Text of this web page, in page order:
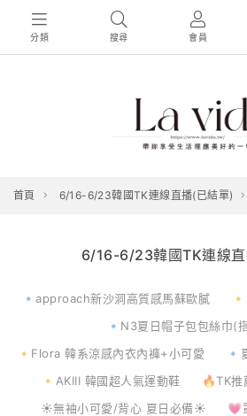
分類 搜尋 會員
首頁 6/16-6/23韓國TK連線直播(已結單)
6/16-6/23韓國TK連線
🔹approach新沙洞高質感馬蘇歐膩
🔹N3夏日帽子包包絲巾(
🔸Flora 韓系涼感內衣內褲+小可愛
🔹
🔸AKIII 韓國超人氣運動鞋
🔥TK推
☀️無袖小可愛/背心 夏日必備☀️
💗